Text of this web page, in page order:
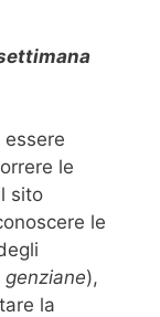
le
sito
le
genziane),
la